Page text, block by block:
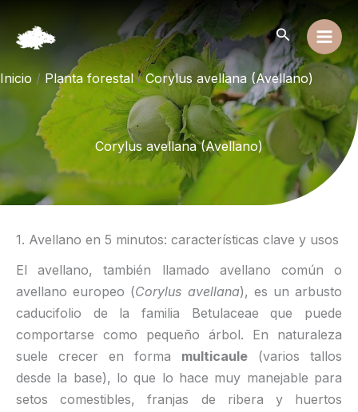
contenido
Buscar
Inicio Planta forestal Corylus avellana (Avellano)
Corylus avellana (Avellano)
1. Avellano en 5 minutos: características clave y usos
El avellano, también llamado avellano común o
avellano europeo (Corylus avellana), es un arbusto
caducifolio de la familia Betulaceae que puede
comportarse como pequeño árbol. En naturaleza
suele crecer en forma multicaule (varios tallos
desde la base), lo que lo hace muy manejable para
setos comestibles, franjas de ribera y huertos